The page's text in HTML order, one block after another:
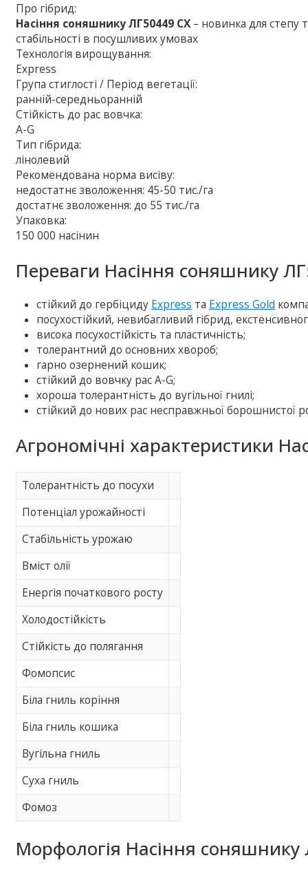
Про гібрид:
Насіння соняшнику ЛГ50449 СХ – новинка для степу
стабільності в посушливих умовах
Технологія вирощування:
Express
Група стиглості / Період вегетації:
ранній-середньоранній
Стійкість до рас вовчка:
A-G
Тип гібрида:
лінолевий
Рекомендована норма висіву:
недостатнє зволоження: 45-50 тис./га
достатнє зволоження: до 55 тис./га
Упаковка:
150 000 насінин
Переваги Насіння соняшнику
стійкий до гербіциду Express та Express Gold
посухостійкий, невибагливий гібрид,
висока посухостійкість та пластичність;
толерантний до основних хвороб;
гарно озернений кошик;
стійкий до вовчку рас A-G;
хороша толерантність до вугільної гнилі;
стійкий до нових рас несправжньої борошнистої
Агрономічні характеристики
Толерантність до посухи
Потенціал урожайності
Стабільність урожаю
Вміст олії
Енергія початкового росту
Холодостійкість
Стійкість до полягання
Фомопсис
Біла гниль коріння
Біла гниль кошика
Вугільна гниль
Суха гниль
Фомоз
Морфологія Насіння соняшнику